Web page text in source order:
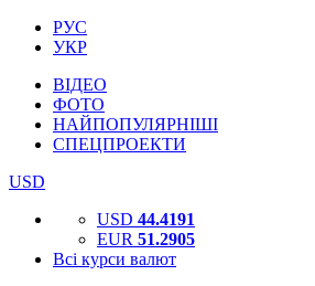
РУС
УКР
ВІДЕО
ФОТО
НАЙПОПУЛЯРНІШІ
СПЕЦПРОЕКТИ
USD
USD 44.4191
EUR 51.2905
Всі курси валют